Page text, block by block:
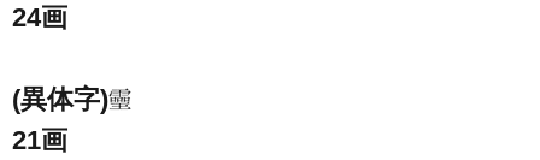
24画
(異体字)
21画